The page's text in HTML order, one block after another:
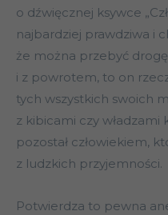
o dźwięcznej ksywce
najbardziej prawdziwa i
że można przebyć
i z powrotem, to on
tych wszystkich swoich
z kibicami czy
pozostał człowiekiem,
z ludzkich przyjemności.
Potwierdza to pewna